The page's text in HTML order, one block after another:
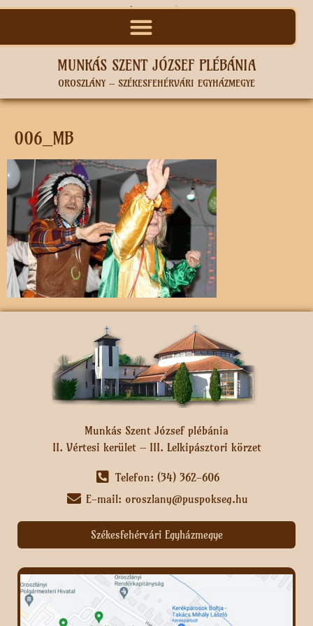
MUNKÁS SZENT JÓZSEF PLÉBÁNIA
OROSZLÁNY – SZÉKESFEHÉRVÁRI EGYHÁZMEGYE
006_MB
Munkás Szent József plébánia
II. Vértesi kerület – III. Lelkipásztori körzet
Telefon: (34) 362-606
E-mail: oroszlany@puspokseg.hu
Székesfehérvári Egyházmegye